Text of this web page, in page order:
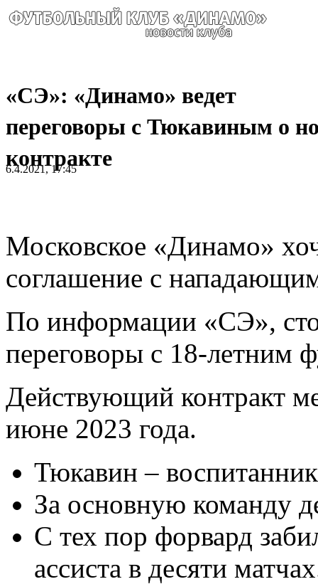
«СЭ»: «Динамо» ведет
переговоры с Тюкавиным о
контракте
6.4.2021, 17:45
Московское «Динамо»
соглашение с
По информации «СЭ»,
переговоры с 18-летним
Действующий контракт
июне 2023 года.
Тюкавин –
За основную команду
С тех пор форвард
ассиста в десяти